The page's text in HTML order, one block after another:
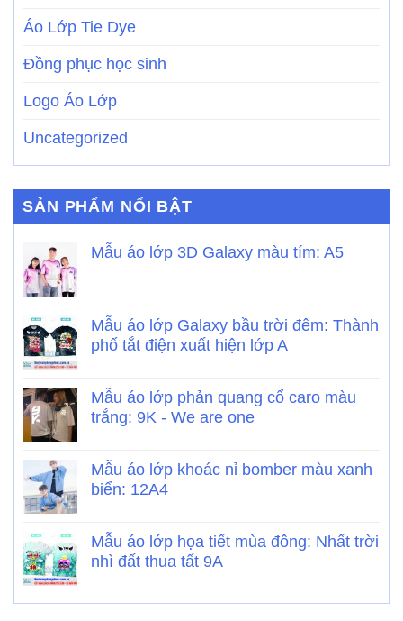
Áo Lớp Tie Dye
Đồng phục học sinh
Logo Áo Lớp
Uncategorized
SẢN PHẨM NỔI BẬT
Mẫu áo lớp 3D Galaxy màu tím: A5
Mẫu áo lớp Galaxy bầu trời đêm: Thành
phố tắt điện xuất hiện lớp A
Mẫu áo lớp phản quang cổ caro màu
trắng: 9K - We are one
Mẫu áo lớp khoác nỉ bomber màu xanh
biển: 12A4
Mẫu áo lớp họa tiết mùa đông: Nhất trời
nhì đất thua tất 9A